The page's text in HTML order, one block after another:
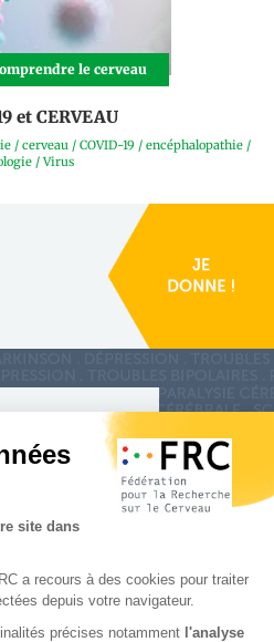
le cerveau
et CERVEAU
/ cerveau / COVID-19 / encéphalopathie /
/ Virus
la newsletter
sociaux